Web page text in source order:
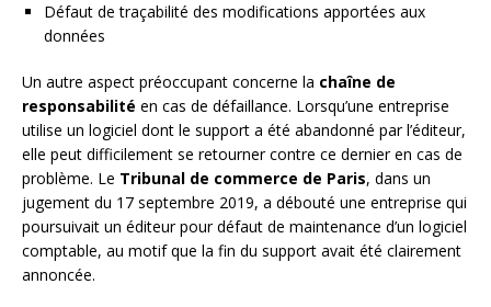
Défaut de traçabilité des modifications apportées aux
données
Un autre aspect préoccupant concerne la chaîne de
responsabilité en cas de défaillance. Lorsqu’une entreprise
utilise un logiciel dont le support a été abandonné par l’éditeur,
elle peut difficilement se retourner contre ce dernier en cas de
problème. Le Tribunal de commerce de Paris, dans un
jugement du 17 septembre 2019, a débouté une entreprise qui
poursuivait un éditeur pour défaut de maintenance d’un logiciel
comptable, au motif que la fin du support avait été clairement
annoncée.